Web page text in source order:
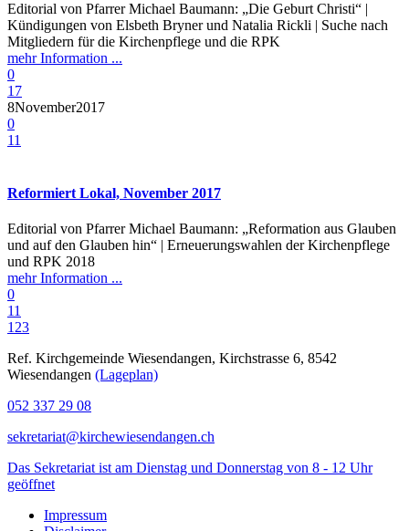
Editorial von Pfarrer Michael Baumann: „Die Geburt Christi“ |
Kündigungen von Elsbeth Bryner und Natalia Rickli | Suche nach
Mitgliedern für die Kirchenpflege und die RPK
mehr Information ...
0
17
8November2017
0
11
Reformiert Lokal, November 2017
Editorial von Pfarrer Michael Baumann: „Reformation aus Glauben
und auf den Glauben hin“ | Erneuerungswahlen der Kirchenpflege
und RPK 2018
mehr Information ...
0
11
1 23
Ref. Kirchgemeinde Wiesendangen, Kirchstrasse 6, 8542
Wiesendangen (Lageplan)
052 337 29 08
sekretariat@kirchewiesendangen.ch
Das Sekretariat ist am Dienstag und Donnerstag von 8 - 12 Uhr
geöffnet
Impressum